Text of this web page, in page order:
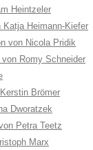
Heintzeler
Heimann-Kiefer
von Nicola Pridik
Romy Schneider
Brömer
Dworatzek
Petra Teetz
Marx